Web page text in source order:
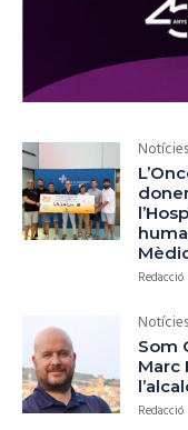
Notícies
Redacció
Notícies
Som
Marc
Redacció